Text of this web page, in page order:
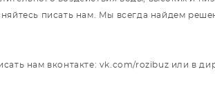
писать нам. Мы всегда найдем
нам вконтакте: vk.com/rozibuz или в